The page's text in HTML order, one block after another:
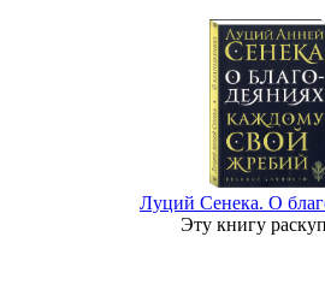
Луций Сенека. О
Эту книгу